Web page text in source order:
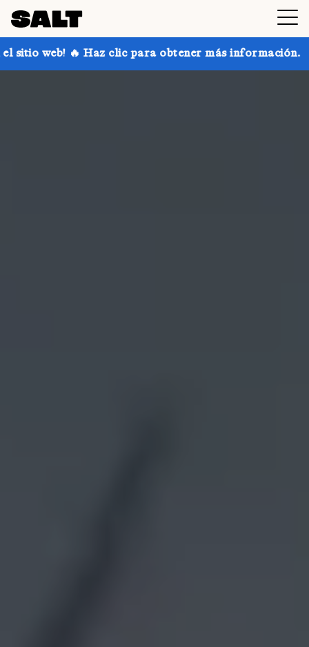
para obtener más información. ¡Consigue